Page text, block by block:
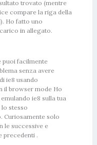
trovato (mentre
compare la riga della
Ho fatto uno
in allegato.
puoi facilmente
senza avere
ie8 usando
il browser mode Ho
ie8 sulla tua
stesso
Curiosamente solo
le successive e
precedenti .